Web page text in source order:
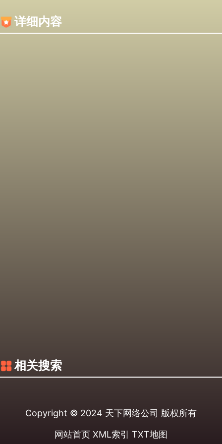
详细内容
相关搜索
Copyright © 2024 天下网络公司 版权所有
网站首页 XML索引 TXT地图